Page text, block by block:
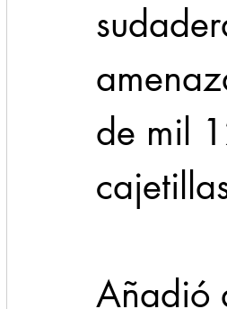
de mil
Añadió